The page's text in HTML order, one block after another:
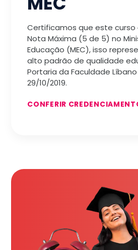
Certificamos que este curso
Nota Máxima (5 de 5) no
Educação (MEC), isso
alto padrão de qualidade
Portaria da Faculdade Líbano
29/10/2019.
CONFERIR